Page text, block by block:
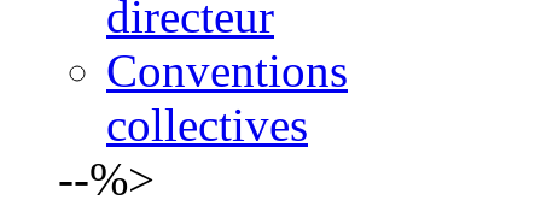
directeur
Conventions
collectives
--%>